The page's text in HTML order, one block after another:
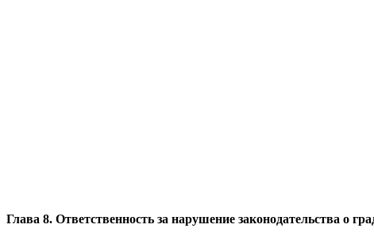
Глава 8. Ответственность за нарушение законодательства о